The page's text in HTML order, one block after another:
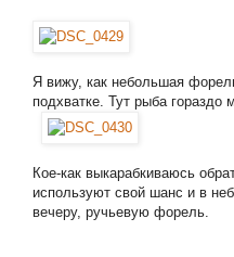
Я вижу, как небольшая
подхватке. Тут рыба гораздо
Кое-как выкарабкиваюсь
используют свой шанс и в
вечеру, ручьевую форель.